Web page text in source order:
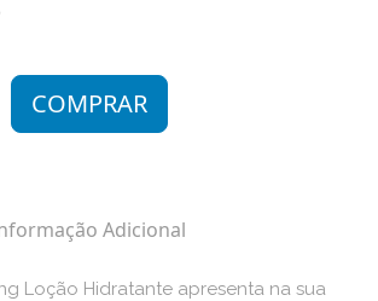
COMPRAR
Adicional
Loção Hidratante apresenta na sua